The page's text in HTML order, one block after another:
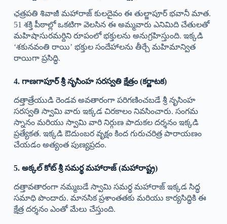
ఛత్రపతి శివాజీ మహారాజ్ కులదైవం ఈ తుల్జాపూర్ భవానీ మాత.
51 శక్తి పీఠాల్లో ఒకటిగా వెలసిన ఈ అమ్మవారు ఎనిమిది చేతులతో
మహిషాసురమర్దిని రూపంలో భక్తులను అనుగ్రహిస్తుంది. ఇక్కడి
‘శకునవంతి రాయి’ భక్తుల సందేహాలను తీర్చే మహిమాన్విత
రాయిగా ప్రసిద్ధి.
4. గాణగాపూర్ శ్రీ నృసింహ సరస్వతి క్షేత్రం (కర్ణాటక)
దత్తాత్రేయుడి రెండవ అవతారంగా పరిగణించబడే శ్రీ నృసింహ
సరస్వతి స్వామి వారు ఇక్కడ చిరకాలం నివసించారు. సంగమ
స్నానం మరియు స్వామి వారి నిర్గుణ పాదుకల దర్శనం ఇక్కడి
ప్రత్యేకత. ఇక్కడి ఔదుంబర వృక్షం కింద గురుచరిత్ర పారాయణం
చేయడం అత్యంత పుణ్యప్రదం.
5. అక్కల్ కోట్ శ్రీ సమర్థ మహారాజ్ (మహారాష్ట్ర)
దత్తావతారంగా నమ్మబడే స్వామి సమర్థ మహారాజ్ ఇక్కడ సిద్ధ
సమాధి పొందారు. మానసిక ప్రశాంతతకు మరియు కార్యసిద్ధికి ఈ
క్షేత్ర దర్శనం ఎంతో మేలు చేస్తుంది.